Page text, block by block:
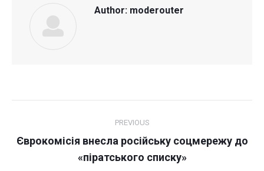
Author: moderouter
navigation
PREVIOUS
Previous
post:
Єврокомісія внесла російську соцмережу до
«піратського списку»